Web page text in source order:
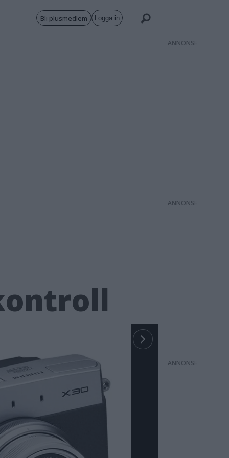
Bli plusmedlem Logga in
ANNONS
ANNONS
ANNONS